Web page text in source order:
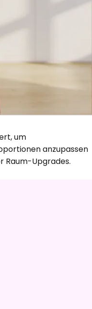
um
anzupassen
Raum-Upgrades.